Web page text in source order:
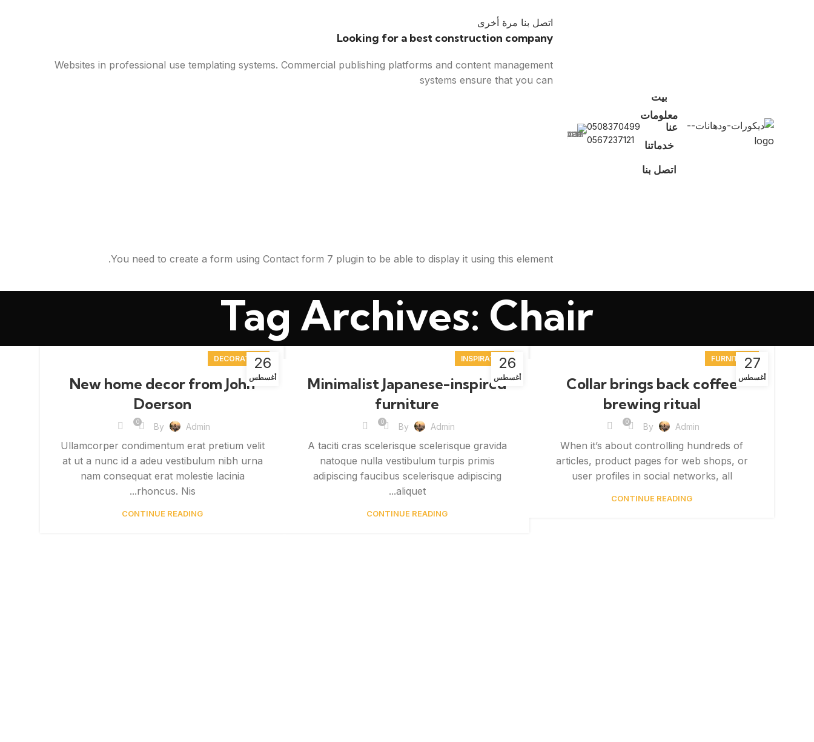
بيت
معلومات
عنا
خدماتنا
اتصل بنا
0508370499
0567237121
اتصل بنا مرة أخرى
Looking for a best construction company
Websites in professional use templating systems. Commercial publishing platforms and content management
systems ensure that you can
You need to create a form using Contact form 7 plugin to be able to display it using this element.
Tag Archives: Chair
27
أغسطس
FURNITURE
Collar brings back coffee
brewing ritual
By Admin
0
When it’s about controlling hundreds of
articles, product pages for web shops, or
user profiles in social networks, all
CONTINUE READING
26
أغسطس
INSPIRATION
Minimalist Japanese-inspired
furniture
By Admin
0
A taciti cras scelerisque scelerisque gravida
natoque nulla vestibulum turpis primis
adipiscing faucibus scelerisque adipiscing
aliquet...
CONTINUE READING
26
أغسطس
DECORATION
New home decor from John
Doerson
By Admin
0
Ullamcorper condimentum erat pretium velit
at ut a nunc id a adeu vestibulum nibh urna
nam consequat erat molestie lacinia
rhoncus. Nis...
CONTINUE READING